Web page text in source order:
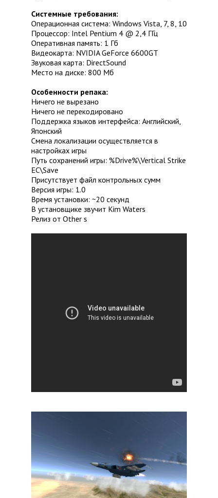
Системные требования:
Операционная система: Windows Vista, 7, 8, 10
Процессор: Intel Pentium 4 @ 2,4 ГГц
Оперативная память: 1 Гб
Видеокарта: NVIDIA GeForce 6600GT
Звуковая карта: DirectSound
Место на диске: 800 Mб
Особенности репака:
Ничего не вырезано
Ничего не перекодировано
Поддержка языков интерфейса: Английский,
Японский
Смена локализации осуществляется в
настройках игры
Путь сохранений игры: %Drive%\Vertical Strike
EC\Save
Присутствует файл контрольных сумм
Версия игры: 1.0
Время установки: ~20 секунд
В установщике звучит Kim Waters
Релиз от Other s